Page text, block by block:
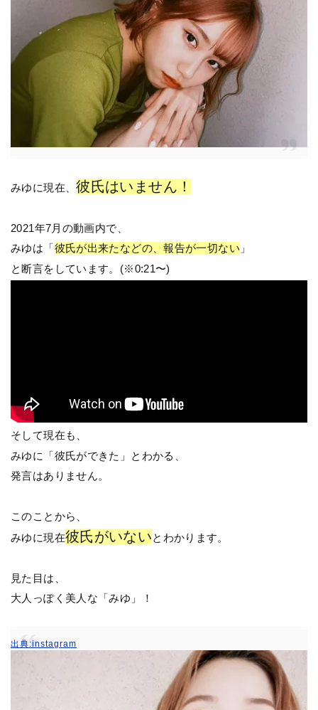
みゆに現在、彼氏はいません！
2021年7月の動画内で、
みゆは「彼氏が出来たなどの、報告が一切ない 」
と断言をしています。(※0:21〜)
そして現在も、
みゆに「彼氏ができた」とわかる、
発言はありません。
このことから、
みゆに現在彼氏がいないとわかります。
見た目は、
大人っぽく美人な「みゆ」！
出典:instagram